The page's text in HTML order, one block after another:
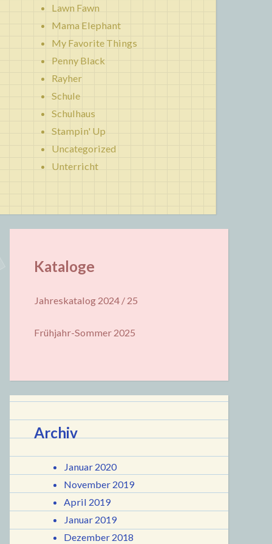
Lawn Fawn
Mama Elephant
My Favorite Things
Penny Black
Rayher
Schule
Schulhaus
Stampin' Up
Uncategorized
Unterricht
Kataloge
Jahreskatalog 2024 / 25
Frühjahr-Sommer 2025
Archiv
Januar 2020
November 2019
April 2019
Januar 2019
Dezember 2018